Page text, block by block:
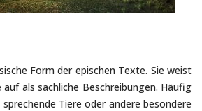
Form der epischen Texte. Sie weist
als sachliche Beschreibungen. Häufig
Tiere oder andere besondere